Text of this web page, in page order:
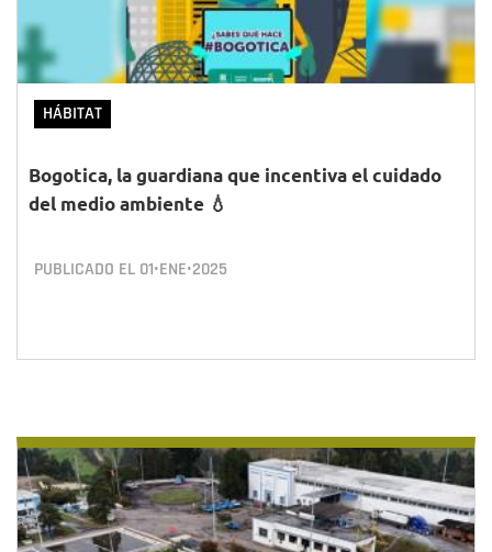
HÁBITAT
Bogotica, la guardiana que incentiva el cuidado
del medio ambiente 💧
PUBLICADO EL 01•ENE•2025